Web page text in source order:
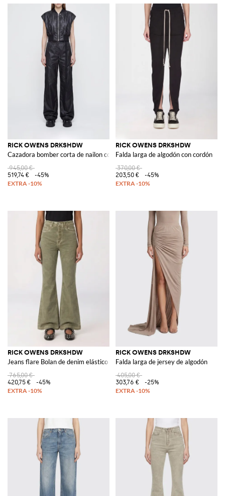
RICK OWENS DRKSHDW
Cazadora bomber corta de nailon con manga corta de
945,00 €
519,74 €
-45%
RICK OWENS DRKSHDW
Falda larga de algodón con cordón
370,00 €
203,50 €
-45%
RICK OWENS DRKSHDW
Jeans flare Bolan de denim elástico
765,00 €
420,75 €
-45%
RICK OWENS DRKSHDW
Falda larga de jersey de algodón
405,00 €
303,76 €
-25%